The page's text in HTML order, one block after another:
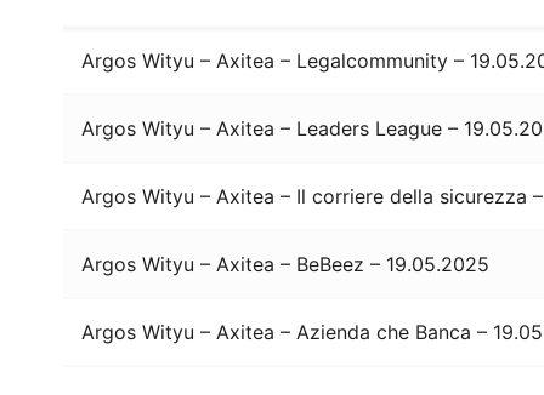
Argos Wityu – Axitea – Legalcommunity –
Argos Wityu – Axitea – Leaders League –
Argos Wityu – Axitea – Il corriere della sicurezza
Argos Wityu – Axitea – BeBeez – 19.05.2025
Argos Wityu – Axitea – Azienda che Banca –